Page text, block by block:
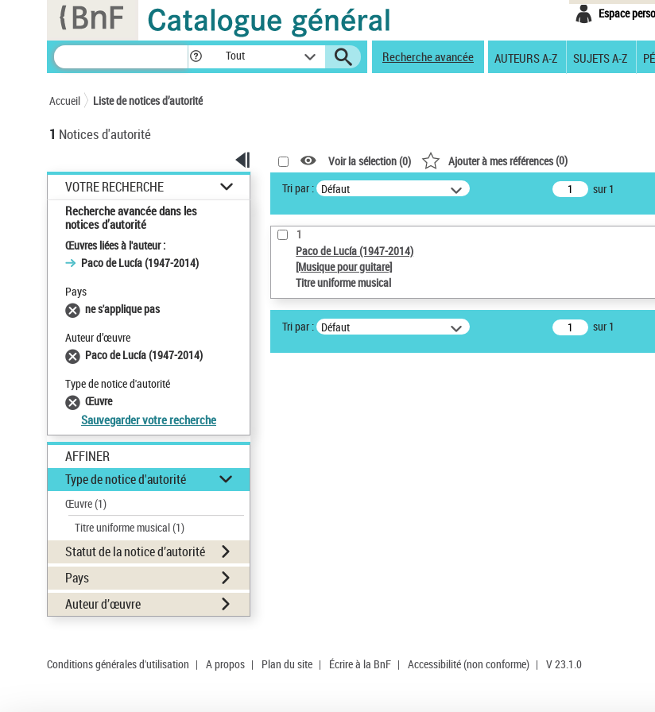
Espace
Tout Recherche avancée AUTEURS A-Z SUJETS A-Z
Accueil Liste de notices d’autorité
1 Notices d'autorité
VOTRE RECHERCHE
Recherche avancée dans les
notices d’autorité
Œuvres liées à l'auteur :
Paco de Lucía (1947-2014)
Pays
ne s'applique pas
Auteur d’œuvre
Paco de Lucía (1947-2014)
Type de notice d'autorité
Œuvre
Sauvegarder votre recherche
AFFINER
Type de notice d'autorité
Œuvre(1)
Titre uniforme musical(1)
Statut de la notice d’autorité
Pays
Auteur d’œuvre
Voir la sélection (0) Ajouter à mes références(0)
Tri par : Défaut sur 1
1
Paco de Lucía (1947-2014)
[Musique pour guitare]
Titre uniforme musical
Tri par : Défaut sur 1
Conditions générales d'utilisation | A propos | Plan du site | Écrire à la BnF | Accessibilité (non conforme) | V 23.1.0
Panneau de gestion des cookies